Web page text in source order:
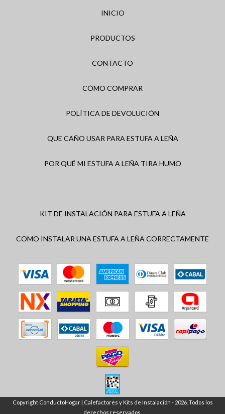
INICIO
PRODUCTOS
CONTACTO
CÓMO COMPRAR
POLÍTICA DE DEVOLUCIÓN
QUE CAÑO USAR PARA ESTUFA A LEÑA
POR QUÉ MI ESTUFA A LEÑA TIRA HUMO
KIT DE INSTALACIÓN PARA ESTUFA A LEÑA
COMO INSTALAR UNA ESTUFA A LEÑA CORRECTAMENTE
Copyright ConductoHogar | Calefactores y Kits de Instalación - 2026. Todos los
derechos reservados.